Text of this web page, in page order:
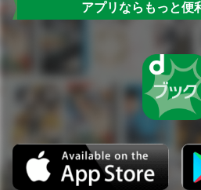
アプリならもっと便